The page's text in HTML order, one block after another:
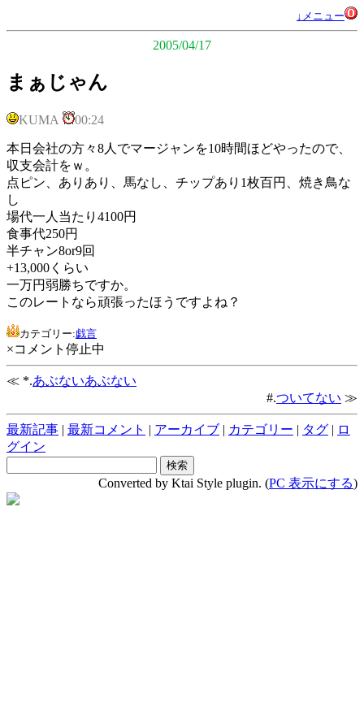
↓メニュー
2005/04/17
まぁじゃん
KUMA 00:24
本日会社の方々8人でマージャンを10時間ほどやったので、
収支会計をｗ。
点ピン、ありあり、馬なし、チップあり1枚百円、焼き鳥な
し
場代一人当たり4100円
食事代250円
半チャン8or9回
+13,000くらい
一万円弱勝ちですか。
このレートなら頑張ったほうですよね？
カテゴリー:戯言
×コメント停止中
≪ *.あぶないあぶない
#.ついてない ≫
最新記事 | 最新コメント | アーカイブ | カテゴリー | タグ | ロ
グイン
Converted by Ktai Style plugin. (PC 表示にする)